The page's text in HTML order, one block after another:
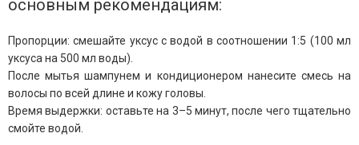
основным рекомендациям:
Пропорции: смешайте уксус с водой в соотношении 1:5 (100 мл
уксуса на 500 мл воды).
После мытья шампунем и кондиционером нанесите смесь на
волосы по всей длине и кожу головы.
Время выдержки: оставьте на 3–5 минут, после чего тщательно
смойте водой.